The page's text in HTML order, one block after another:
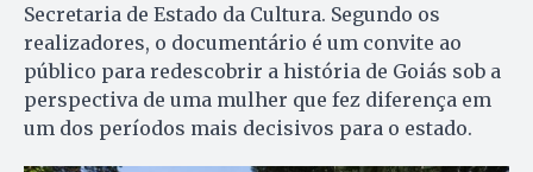
Secretaria de Estado da Cultura. Segundo os
realizadores, o documentário é um convite ao
público para redescobrir a história de Goiás sob a
perspectiva de uma mulher que fez diferença em
um dos períodos mais decisivos para o estado.